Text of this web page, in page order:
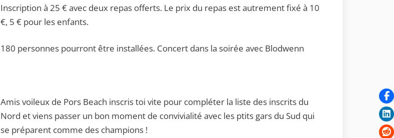
Inscription à 25 € avec deux repas offerts. Le prix du repas est autrement fixé à 10
€, 5 € pour les enfants.
180 personnes pourront être installées. Concert dans la soirée avec Blodwenn
Amis voileux de Pors Beach inscris toi vite pour compléter la liste des inscrits du
Nord et viens passer un bon moment de convivialité avec les ptits gars du Sud qui
se préparent comme des champions !